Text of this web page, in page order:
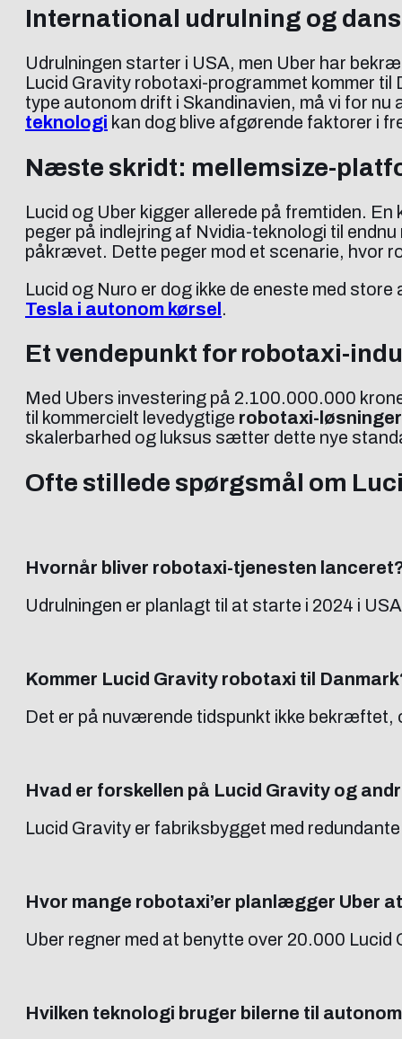
International udrulning og
Udrulningen starter i USA, men Uber har
Lucid Gravity robotaxi-programmet kommer
type autonom drift i Skandinavien, må vi for
teknologi kan dog blive afgørende faktorer i
Næste skridt: mellemsize-
Lucid og Uber kigger allerede på fremtiden. En
peger på indlejring af Nvidia-teknologi til
påkrævet. Dette peger mod et scenarie, hvor
Lucid og Nuro er dog ikke de eneste med
Tesla i autonom kørsel .
Et vendepunkt for robotaxi-
Med Ubers investering på 2.100.000.000
til kommercielt levedygtige robotaxi-løsninger
skalerbarhed og luksus sætter dette nye
Ofte stillede spørgsmål om
Hvornår bliver robotaxi-tjenesten
Udrulningen er planlagt til at starte i 2024 i
Kommer Lucid Gravity robotaxi til
Det er på nuværende tidspunkt ikke bekræftet,
Hvad er forskellen på Lucid Gravity og
Lucid Gravity er fabriksbygget med
Hvor mange robotaxi’er planlægger Uber
Uber regner med at benytte over 20.000
Hvilken teknologi bruger bilerne til